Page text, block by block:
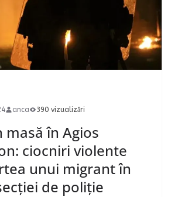
anca 390 vizualizări
masă în Agios
ciocniri violente
unui migrant în
de poliție